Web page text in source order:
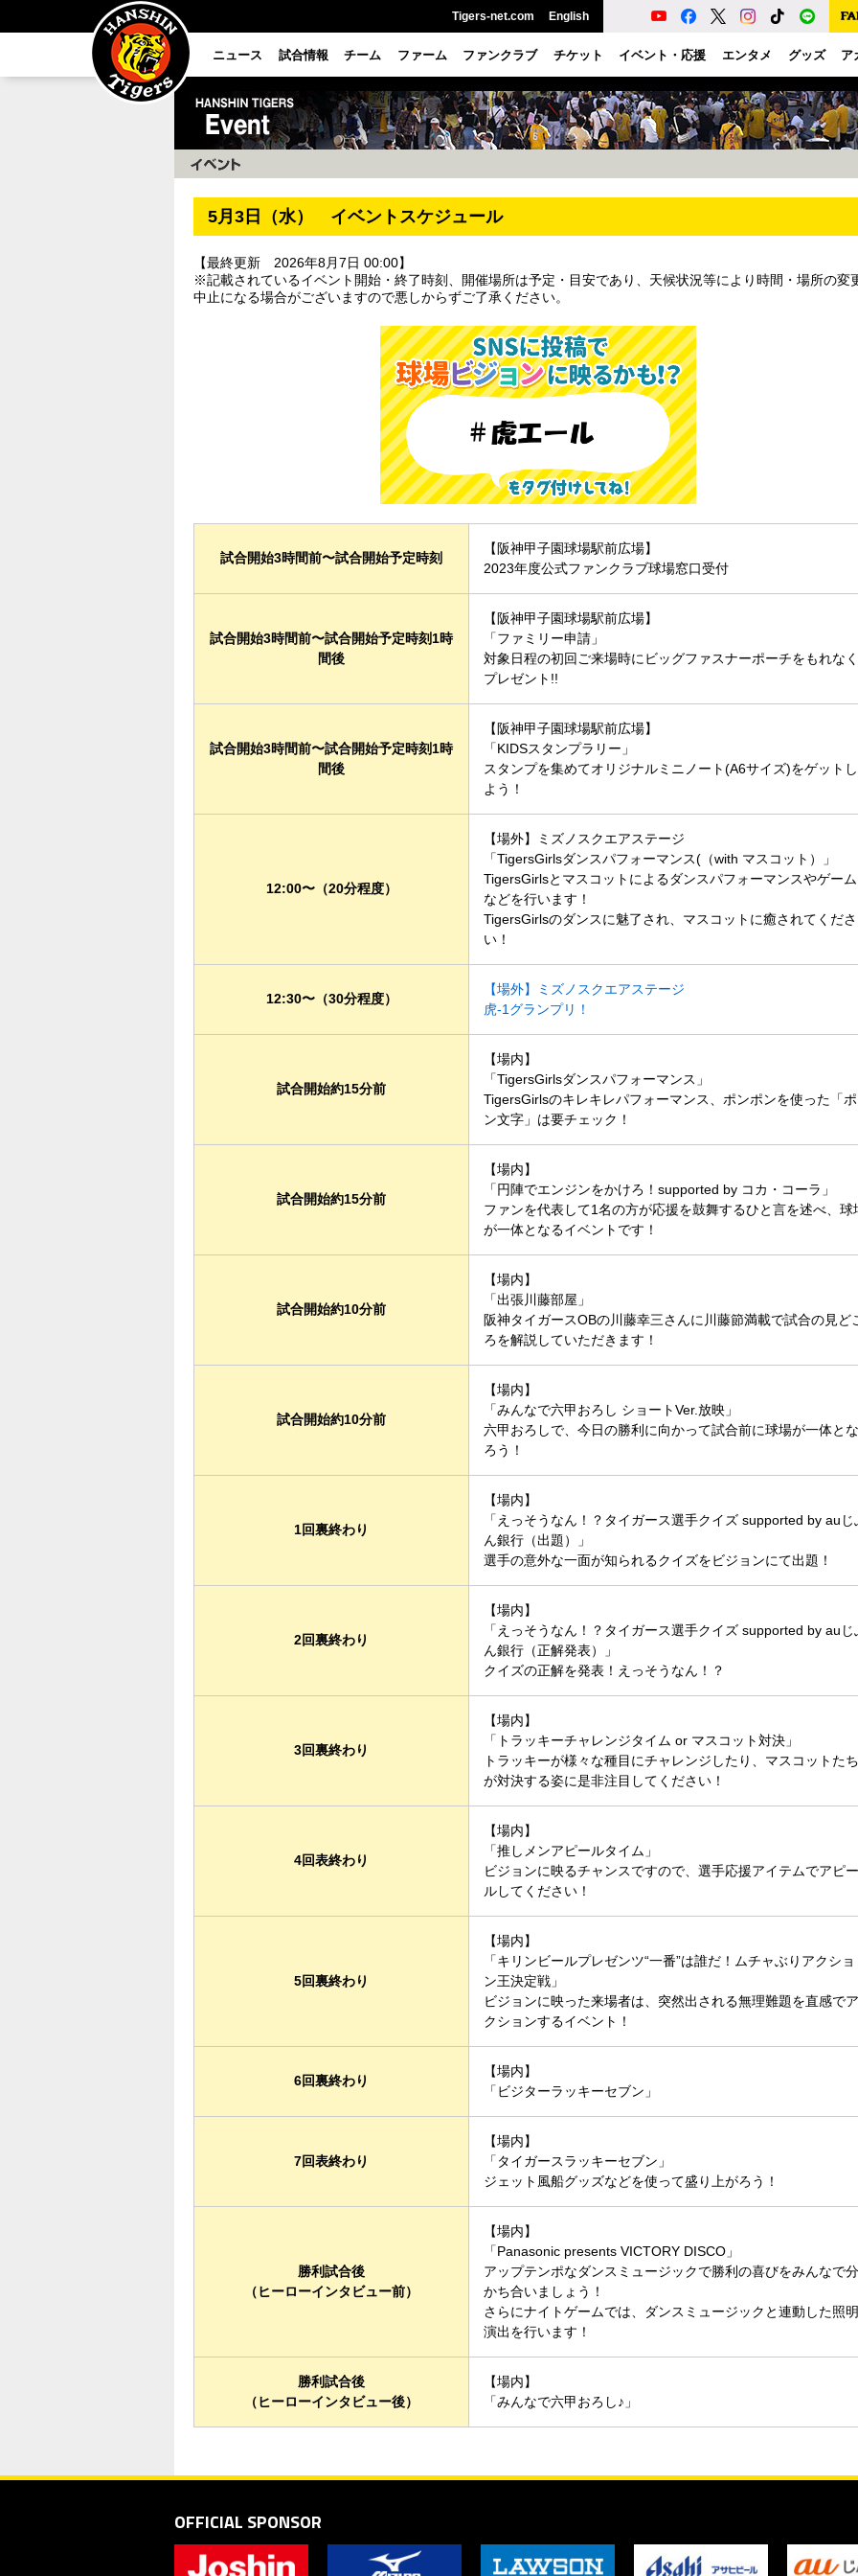
Tigers-net.com English
ニュース 試合情報 チーム ファーム ファンクラブ チケット イベント・応援 エンタメ グッズ ア
5月3日（水） イベントスケジュール
【最終更新 2026年8月7日 00:00】
※記載されているイベント開始・終了時刻、開催場所は予定・目安であり、天候状況等により時間・場所の変
中止になる場合がございますので悪しからずご了承ください。
試合開始3時間前〜試合開始予定時刻
【阪神甲子園球場駅前広場】
2023年度公式ファンクラブ球場窓口受付
試合開始3時間前〜試合開始予定時刻1時
間後
【阪神甲子園球場駅前広場】
「ファミリー申請」
対象日程の初回ご来場時にビッグファスナーポーチをもれなく
プレゼント!!
試合開始3時間前〜試合開始予定時刻1時
間後
【阪神甲子園球場駅前広場】
「KIDSスタンプラリー」
スタンプを集めてオリジナルミニノート(A6サイズ)をゲットし
よう！
12:00〜（20分程度）
【場外】ミズノスクエアステージ
「TigersGirlsダンスパフォーマンス(（with マスコット）」
TigersGirlsとマスコットによるダンスパフォーマンスやゲーム
などを行います！
TigersGirlsのダンスに魅了され、マスコットに癒されてくださ
い！
12:30〜（30分程度）
【場外】ミズノスクエアステージ
虎-1グランプリ！
試合開始約15分前
【場内】
「TigersGirlsダンスパフォーマンス」
TigersGirlsのキレキレパフォーマンス、ポンポンを使った「ポ
ン文字」は要チェック！
試合開始約15分前
【場内】
「円陣でエンジンをかけろ！supported by コカ・コーラ」
ファンを代表して1名の方が応援を鼓舞するひと言を述べ、球
が一体となるイベントです！
試合開始約10分前
【場内】
「出張川藤部屋」
阪神タイガースOBの川藤幸三さんに川藤節満載で試合の見ど
ろを解説していただきます！
試合開始約10分前
【場内】
「みんなで六甲おろし ショートVer.放映」
六甲おろしで、今日の勝利に向かって試合前に球場が一体とな
ろう！
1回裏終わり
【場内】
「えっそうなん！？タイガース選手クイズ supported by auじ
ん銀行（出題）」
選手の意外な一面が知られるクイズをビジョンにて出題！
2回裏終わり
【場内】
「えっそうなん！？タイガース選手クイズ supported by auじ
ん銀行（正解発表）」
クイズの正解を発表！えっそうなん！？
3回裏終わり
【場内】
「トラッキーチャレンジタイム or マスコット対決」
トラッキーが様々な種目にチャレンジしたり、マスコットたち
が対決する姿に是非注目してください！
4回表終わり
【場内】
「推しメンアピールタイム」
ビジョンに映るチャンスですので、選手応援アイテムでアピー
ルしてください！
5回裏終わり
【場内】
「キリンビールプレゼンツ“一番”は誰だ！ムチャぶりアクショ
ン王決定戦」
ビジョンに映った来場者は、突然出される無理難題を直感でア
クションするイベント！
6回裏終わり
【場内】
「ビジターラッキーセブン」
7回表終わり
【場内】
「タイガースラッキーセブン」
ジェット風船グッズなどを使って盛り上がろう！
勝利試合後
（ヒーローインタビュー前）
【場内】
「Panasonic presents VICTORY DISCO」
アップテンポなダンスミュージックで勝利の喜びをみんなで分
かち合いましょう！
さらにナイトゲームでは、ダンスミュージックと連動した照明
演出を行います！
勝利試合後
（ヒーローインタビュー後）
【場内】
「みんなで六甲おろし♪」
OFFICIAL SPONSOR